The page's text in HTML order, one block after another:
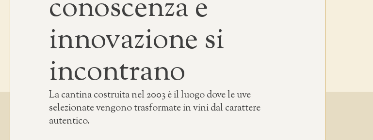
conoscenza e
innovazione si
incontrano
La cantina costruita nel 2003 è il luogo dove le uve
selezionate vengono trasformate in vini dal carattere
autentico.